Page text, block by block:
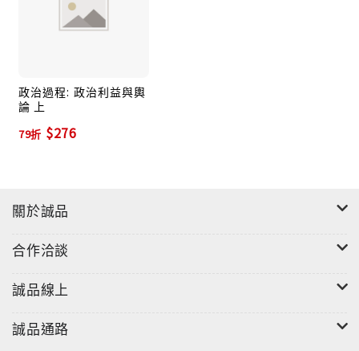
政治過程: 政治利益與輿
論 上
79折 $276
關於誠品
合作洽談
誠品線上
誠品通路